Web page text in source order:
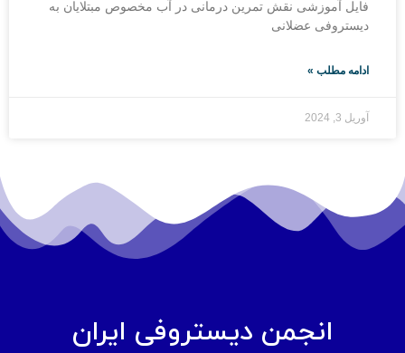
فایل آموزشی نقش تمرین درمانی در آب مخصوص مبتلایان به
دیستروفی عضلانی
ادامه مطلب »
آوریل 3, 2024
انجمن دیستروفی ایران